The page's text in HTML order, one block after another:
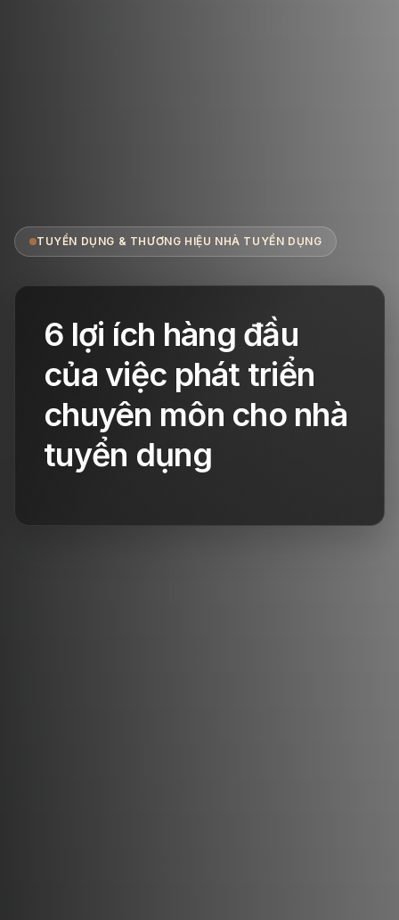
TUYỂN DỤNG & THƯƠNG HIỆU NHÀ TUYỂN DỤNG
6 lợi ích hàng đầu
của việc phát triển
chuyên môn cho nhà
tuyển dụng